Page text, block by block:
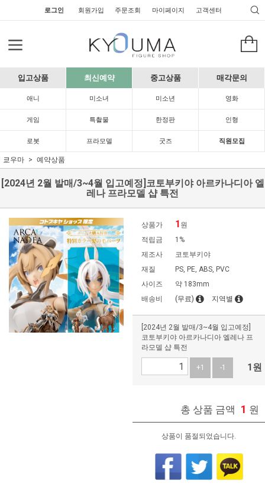
로그인 회원가입 주문조회 마이페이지 고객센터
입고상품 최신예약 중고상품 매각문의
애니 미소녀 미소년 영화
게임 특촬물 한정판 인형
로봇 프라모델 굿즈 직원모집
쿄우마 예약상품
[2024년 2월 발매/3~4월 입고예정]코토부키야 아르카나디아 엘
레나 프라모델 샵 특전
상품가 1 원
적립금
1%
제조사
코토부키야
재질
PS, PE, ABS, PVC
사이즈
약 183mm
배송비
(무료) 지역별
[2024년 2월 발매/3~4월 입고예정]
코토부키야 아르카나디아 엘레나 프
라모델 샵 특전
+1 -1 1 원
총 상품 금액 1 원
상품이 품절되었습니다.